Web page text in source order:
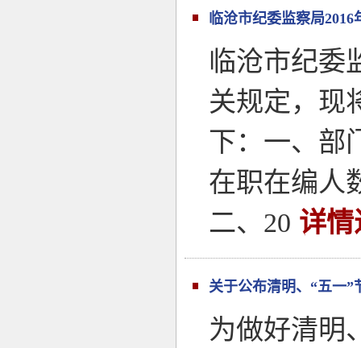
临沧市纪委监察局
临沧市纪委
关规定，现
下：一、部
在职在编人
二、20 详情
关于公布清明、“五一”
为做好清明